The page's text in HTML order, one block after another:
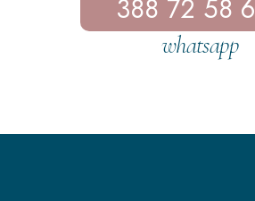
388 72 58
whatsapp